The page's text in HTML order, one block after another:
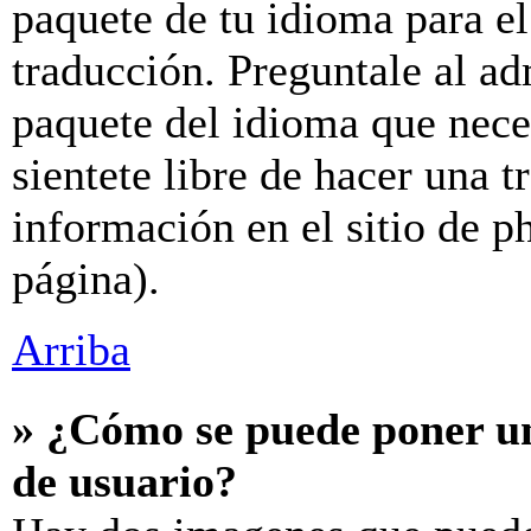
paquete de tu idioma para
traducción. Preguntale al
paquete del idioma que
sientete libre de hacer una
información en el sitio de
página).
Arriba
» ¿Cómo se puede poner
de usuario?